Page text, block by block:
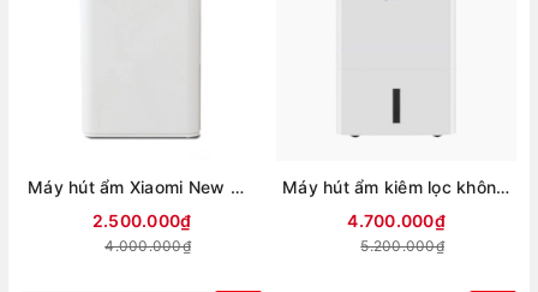
Máy hút ẩm Xiaomi New WideTech 12 lít WDH312ENW1
2.500.000₫
4.000.000₫
Máy hút ẩm kiêm lọc không khí 26L Lumias D6S-26L
4.700.000₫
5.200.000₫